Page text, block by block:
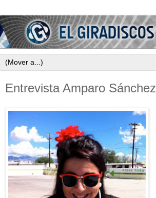
Entrevista Amparo Sánchez